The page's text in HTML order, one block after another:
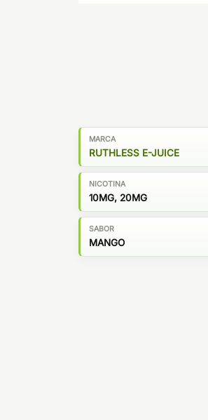
MARCA
RUTHLESS E-JUICE
NICOTINA
10MG, 20MG
SABOR
MANGO